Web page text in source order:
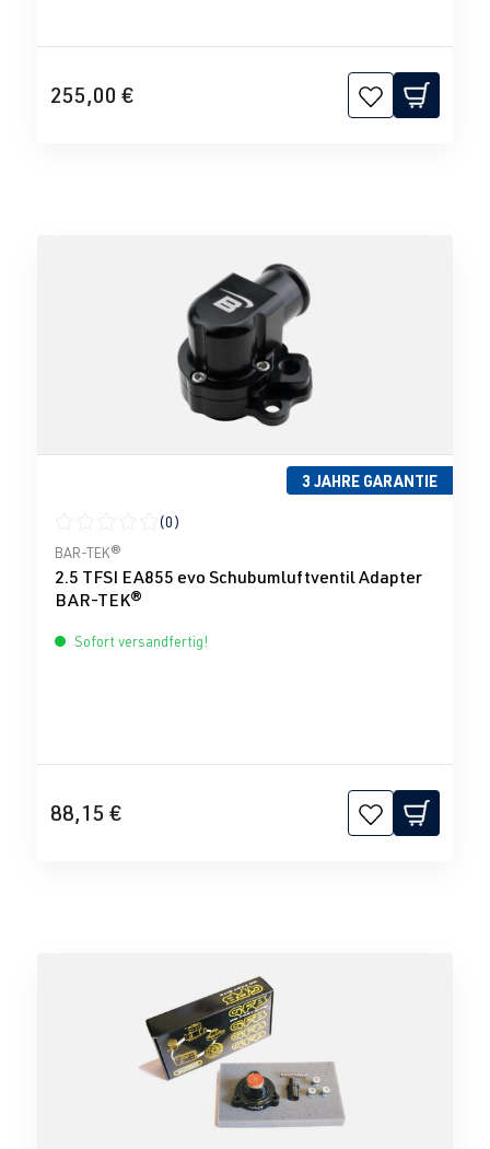
255,00 €
3 JAHRE GARANTIE
Durchschnittliche Bewertung von 0 von 5 Sternen
(0)
BAR-TEK®
2.5 TFSI EA855 evo Schubumluftventil Adapter
BAR-TEK®
Sofort versandfertig!
88,15 €